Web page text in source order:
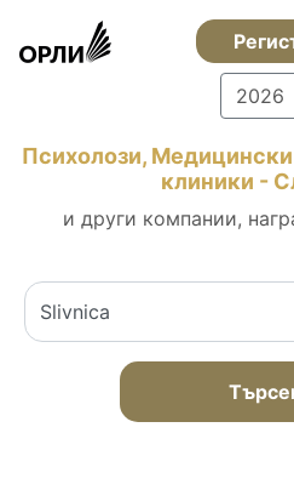
2026
Психолози,
клиники -
и други компании,